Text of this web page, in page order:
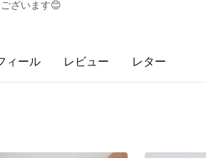
ざいます😊
ィール レビュー レター